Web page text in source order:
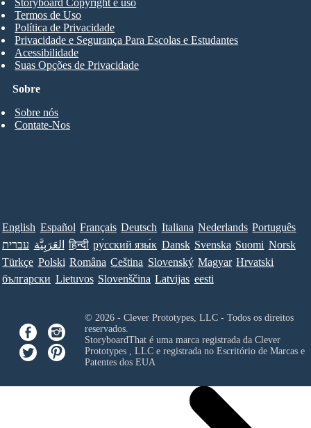
Sobre
Sobre nós
Contate-Nos
Termos de Uso
Política de Privacidade
Privacidade e Segurança Para Escolas e Estudantes
Acessibilidade
Suas Opções de Privacidade
English Español Français Deutsch Italiana Nederlands Português
עברית العَرَبِيَّة हिन्दी ру́сский язы́к Dansk Svenska Suomi Norsk
Türkçe Polski Româna Ceština Slovenský Magyar Hrvatski
български Lietuvos Slovenščina Latvijas eesti
© 2026 - Clever Prototypes, LLC - Todos os direitos
reservados.
StoryboardThat é uma marca registrada da Clever
Prototypes , LLCe registrada no Escritório de Marcas e
Patentes dos EUA